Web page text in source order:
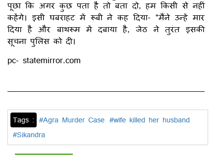
पूछा कि अगर कुछ पता है तो बता दो, हम किसी से नहीं
कहेंगे। इसी घबराहट में रूबी ने कह दिया- “मैंने उन्हें मार
दिया है और बाथरूम में दबाया है, जेठ ने तुरंत इसकी
सूचना पुलिस को दी।
pc- statemirror.com
Tags : #Agra Murder Case #wife killed her husband
#Sikandra